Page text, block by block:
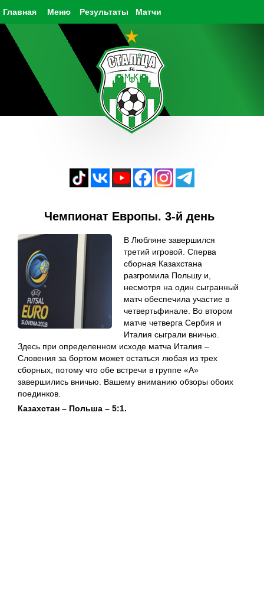
Главная Результаты Матчи
Меню
Чемпионат Европы. 3-й день
В Любляне завершился
третий игровой. Сперва
сборная Казахстана
разгромила Польшу и,
несмотря на один сыгранный
матч обеспечила участие в
четвертьфинале. Во втором
матче четверга Сербия и
Италия сыграли вничью.
Здесь при определенном исходе матча Италия –
Словения за бортом может остаться любая из трех
сборных, потому что обе встречи в группе «А»
завершились вничью. Вашему вниманию обзоры обоих
поединков.
Казахстан – Польша – 5:1.